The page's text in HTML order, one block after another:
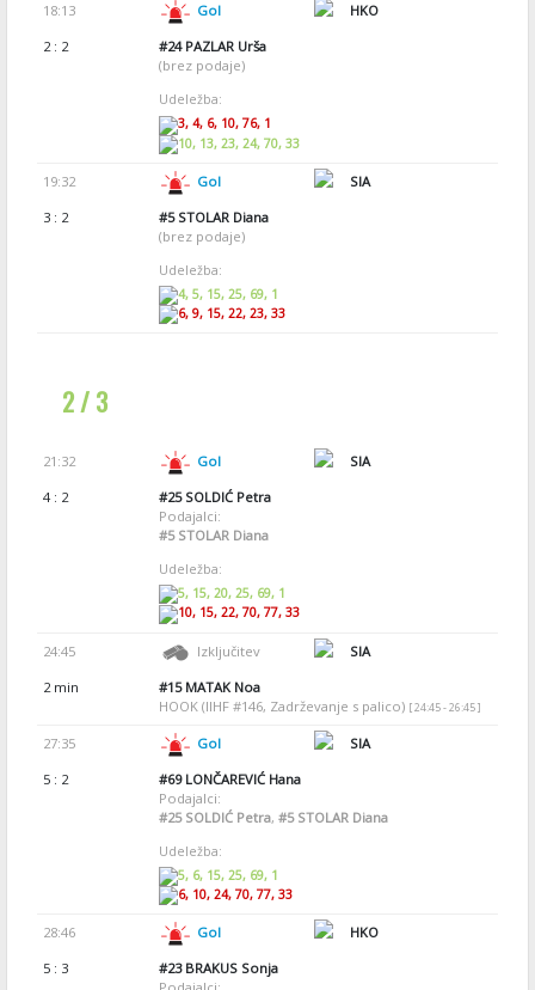
18:13 Gol
HKO
2 : 2
#24PAZLAR Urša
(brez podaje)
Udeležba:
3, 4, 6, 10, 76, 1
10, 13, 23, 24, 70, 33
19:32 Gol
SIA
3 : 2
#5STOLAR Diana
(brez podaje)
Udeležba:
4, 5, 15, 25, 69, 1
6, 9, 15, 22, 23, 33
2 / 3
21:32 Gol
SIA
4 : 2
#25SOLDIĆ Petra
Podajalci:
#5STOLAR Diana
Udeležba:
5, 15, 20, 25, 69, 1
10, 15, 22, 70, 77, 33
24:45 Izključitev
SIA
2 min
#15MATAK Noa
HOOK (IIHF #146, Zadrževanje s palico) [ 24:45 - 26:45 ]
27:35 Gol
SIA
5 : 2
#69LONČAREVIĆ Hana
Podajalci:
#25SOLDIĆ Petra, #5STOLAR Diana
Udeležba:
5, 6, 15, 25, 69, 1
6, 10, 24, 70, 77, 33
28:46 Gol
HKO
5 : 3
#23BRAKUS Sonja